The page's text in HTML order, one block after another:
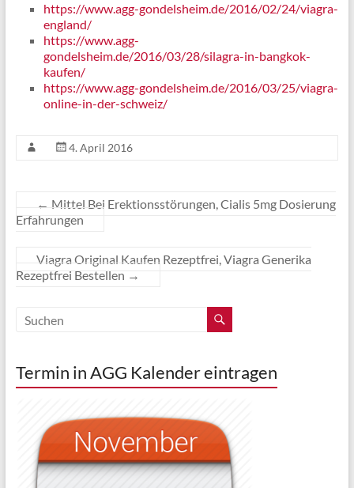
https://www.agg-gondelsheim.de/2016/02/24/viagra-
england/
https://www.agg-
gondelsheim.de/2016/03/28/silagra-in-bangkok-
kaufen/
https://www.agg-gondelsheim.de/2016/03/25/viagra-
online-in-der-schweiz/
4. April 2016
← Mittel Bei Erektionsstörungen, Cialis 5mg Dosierung
Erfahrungen
Viagra Original Kaufen Rezeptfrei, Viagra Generika
Rezeptfrei Bestellen →
Termin in AGG Kalender eintragen